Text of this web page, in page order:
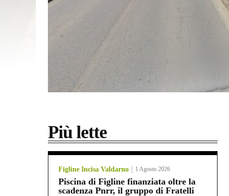
Più lette
Figline Incisa Valdarno 1 Agosto 2026
Piscina di Figline finanziata oltre la
scadenza Pnrr, il gruppo di Fratelli